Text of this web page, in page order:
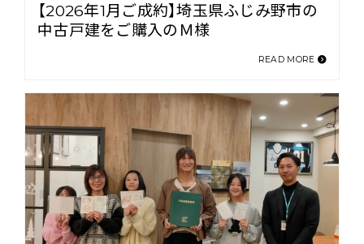
【2026年1月ご成約】埼玉県ふじみ野市の
中古戸建をご購入のＭ様
READ MORE